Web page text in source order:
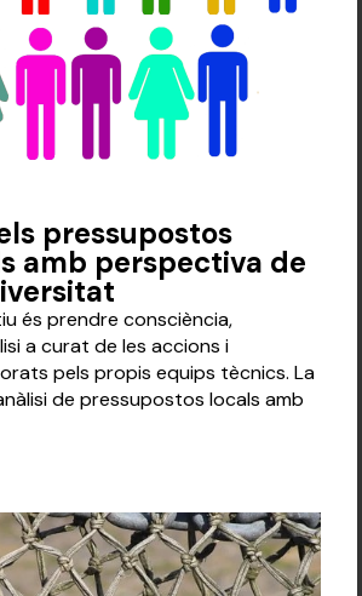
pressupostos
amb perspectiva de
és prendre consciència,
a curat de les accions i
pels propis equips tècnics. La
de pressupostos locals amb